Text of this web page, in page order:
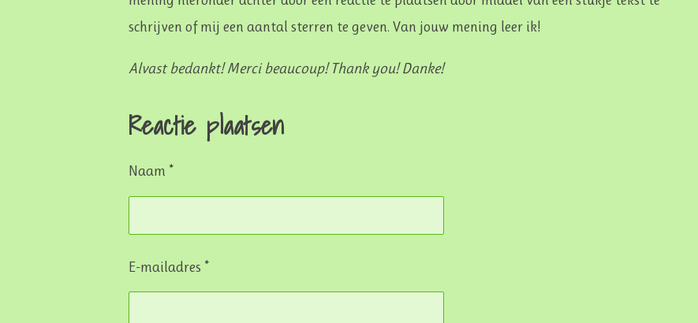
schrijven of mij een aantal sterren te geven. Van jouw mening leer ik!
Alvast bedankt! Merci beaucoup! Thank you! Danke!
Reactie plaatsen
Naam *
E-mailadres *